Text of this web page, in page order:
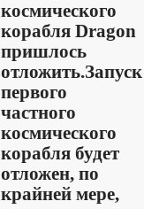
космического
корабля Dragon
пришлось
отложить.Запуск
первого
частного
космического
корабля будет
отложен, по
крайней мере,